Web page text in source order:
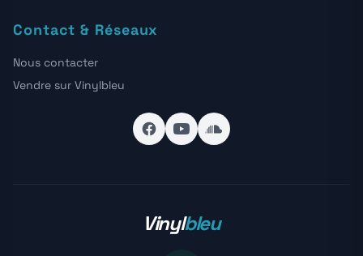
Contact & Réseaux
Nous contacter
Vendre sur Vinylbleu
Vinylbleu